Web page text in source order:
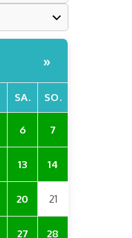
»
SA. SO.
6 7
13 14
20 21
27 28